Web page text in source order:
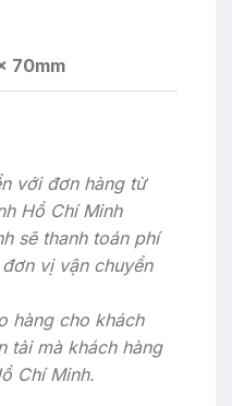
70mm
với đơn hàng từ
Hồ Chí Minh
sẽ thanh toán phí
vị vận chuyển
hàng cho khách
tải mà khách hàng
Chí Minh.